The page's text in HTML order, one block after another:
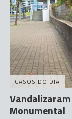
CASOS DO DIA
Monumental